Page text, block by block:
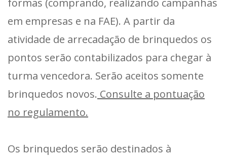
em empresas e na FAE). A partir da
atividade de arrecadação de brinquedos os
pontos serão contabilizados para chegar à
turma vencedora. Serão aceitos somente
brinquedos novos. Consulte a pontuação
no regulamento.
Os brinquedos serão destinados à